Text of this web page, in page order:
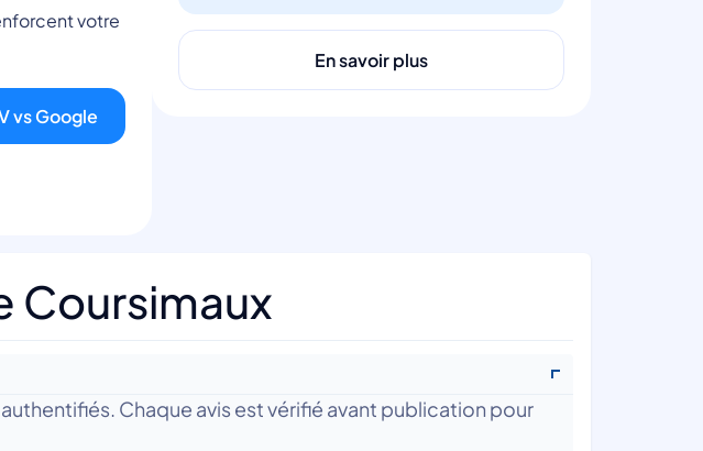
votre
vs Google
En savoir plus
Coursimaux
Chaque avis est vérifié avant publication pour